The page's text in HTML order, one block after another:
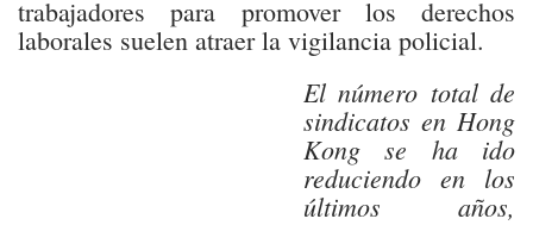
trabajadores para promover los derechos
laborales suelen atraer la vigilancia policial.
El número total de
sindicatos en Hong
Kong se ha ido
reduciendo en los
últimos años,